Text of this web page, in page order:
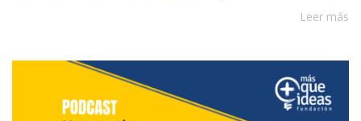
Leer más